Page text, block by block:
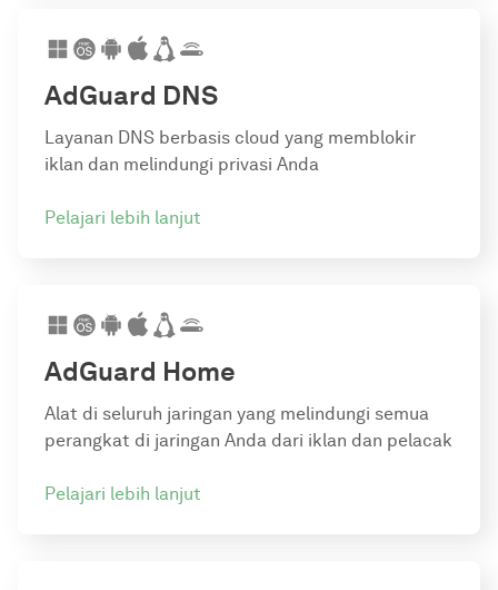
AdGuard DNS
Layanan DNS berbasis cloud yang memblokir
iklan dan melindungi privasi Anda
Pelajari lebih lanjut
AdGuard Home
Alat di seluruh jaringan yang melindungi semua
perangkat di jaringan Anda dari iklan dan pelacak
Pelajari lebih lanjut